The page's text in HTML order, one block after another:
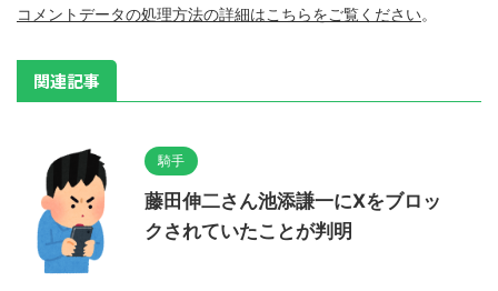
コメントデータの処理方法の詳細はこちらをご覧ください。
関連記事
騎手
藤田伸二さん池添謙一にXをブロッ
クされていたことが判明